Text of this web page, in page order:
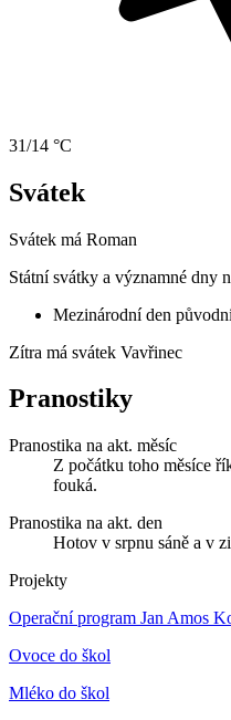
31/14 °C
Svátek
Svátek má Roman
Státní svátky a významné dny
Mezinárodní den
Zítra má svátek Vavřinec
Pranostiky
Pranostika na akt. měsíc
Z počátku toho měsíce
fouká.
Pranostika na akt. den
Hotov v srpnu sáně a v
Projekty
Operační program Jan Amos
Ovoce do škol
Mléko do škol